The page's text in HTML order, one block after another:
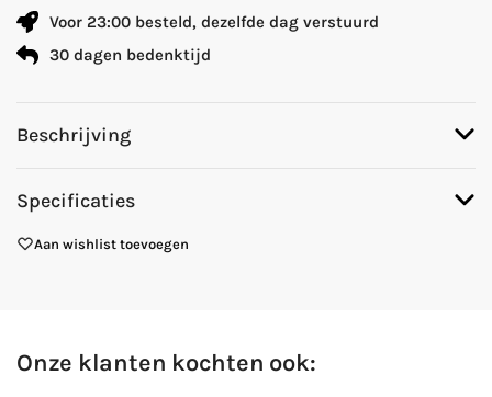
Voor 23:00 besteld, dezelfde dag verstuurd
30 dagen bedenktijd
Beschrijving
Specificaties
Aan wishlist toevoegen
Onze klanten kochten ook: